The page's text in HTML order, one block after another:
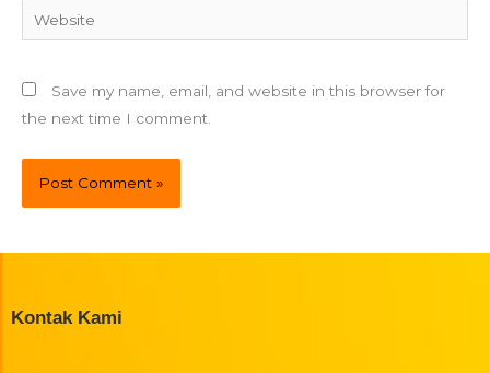
Website
Save my name, email, and website in this browser for
the next time I comment.
Kontak Kami